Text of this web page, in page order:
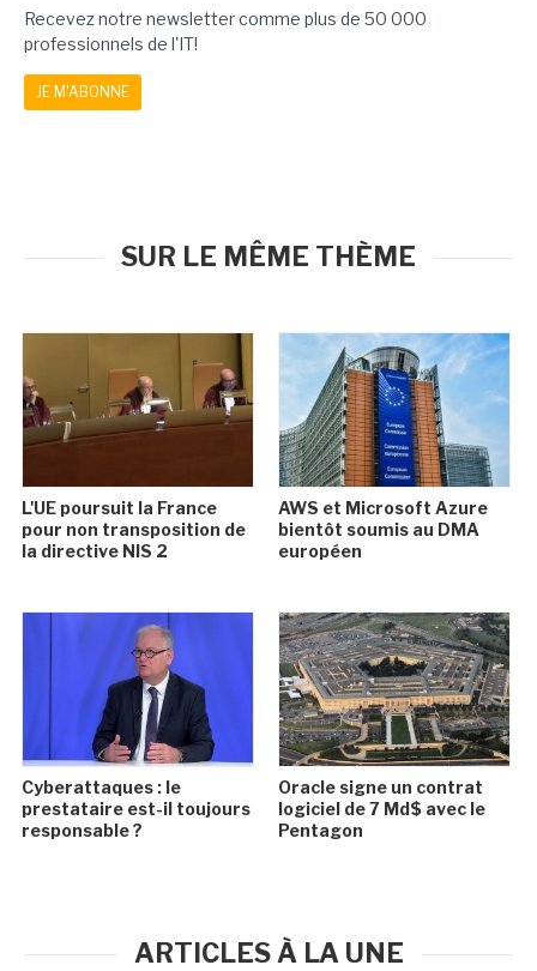
Recevez notre newsletter comme plus de 50 000
professionnels de l'IT!
JE M'ABONNE
SUR LE MÊME THÈME
L'UE poursuit la France
pour non transposition de
la directive NIS 2
AWS et Microsoft Azure
bientôt soumis au DMA
européen
Cyberattaques : le
prestataire est-il toujours
responsable ?
Oracle signe un contrat
logiciel de 7 Md$ avec le
Pentagon
ARTICLES À LA UNE